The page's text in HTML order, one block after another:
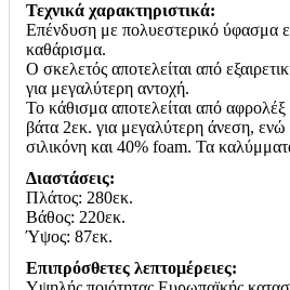
Τεχνικά χαρακτηριστικά:
Επένδυση με πολυεστερικό ύφασμα
καθάρισμα.
Ο σκελετός αποτελείται από
για μεγαλύτερη αντοχή.
Το κάθισμα αποτελείται από
βάτα 2εκ. για μεγαλύτερη άνεση,
σιλικόνη και 40% foam. Τα
Διαστάσεις:
Πλάτος: 280εκ.
Βάθος: 220εκ.
Ύψος: 87εκ.
Επιπρόσθετες λεπτομέρειες: